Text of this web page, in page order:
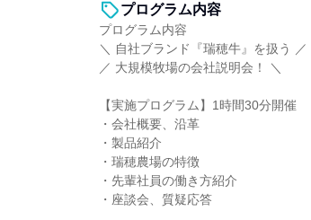
プログラム内容
プログラム内容
＼ 自社ブランド『瑞穂牛』を扱う ／
／ 大規模牧場の会社説明会！ ＼
【実施プログラム】1時間30分開催
・会社概要、沿革
・製品紹介
・瑞穂農場の特徴
・先輩社員の働き方紹介
・座談会、質疑応答